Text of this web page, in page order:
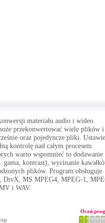
materiału audio i wideo.
przekonwertować wiele plików i
oraz pojedyncze pliki.
kontrolę nad całym procesem.
warto wspomnieć to dodawanie
gama, kontrast), wycinanie
plików. Program obsługuje
DivX, MS MPEG4, MPEG-1,
i WAV.
Oceń